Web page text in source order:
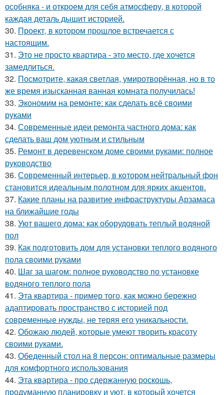
особняка - и откроем для себя атмосферу, в которой
каждая деталь дышит историей.
30. Проект, в котором прошлое встречается с
настоящим.
31. Это не просто квартира - это место, где хочется
замедлиться.
32. Посмотрите, какая светлая, умиротворённая, но в то
же время изысканная ванная комната получилась!
33. Экономим на ремонте: как сделать всё своими
руками
34. Современные идеи ремонта частного дома: как
сделать ваш дом уютным и стильным
35. Ремонт в деревенском доме своими руками: полное
руководство
36. Современный интерьер, в котором нейтральный фон
становится идеальным полотном для ярких акцентов.
37. Какие планы на развитие инфраструктуры Арзамаса
на ближайшие годы
38. Уют вашего дома: как оборудовать теплый водяной
пол
39. Как подготовить дом для установки теплого водяного
пола своими руками
40. Шаг за шагом: полное руководство по установке
водяного теплого пола
41. Эта квартира - пример того, как можно бережно
адаптировать пространство с историей под
современные нужды, не теряя его уникальности.
42. Обожаю людей, которые умеют творить красоту
своими руками.
43. Обеденный стол на 8 персон: оптимальные размеры
для комфортного использования
44. Эта квартира - про сдержанную роскошь,
продуманную планировку и уют, в который хочется